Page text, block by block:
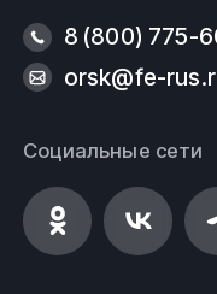
8 (800) 775-
orsk@fe-
Социальные сети